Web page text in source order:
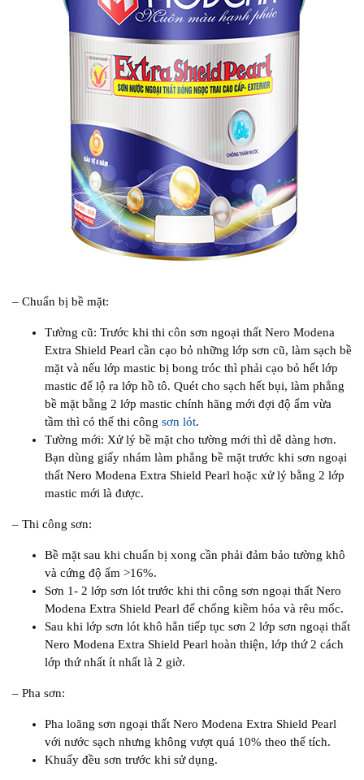
– Chuẩn bị bề mặt:
Tường cũ: Trước khi thi côn sơn ngoại thất Nero Modena
Extra Shield Pearl cần cạo bỏ những lớp sơn cũ, làm sạch bề
mặt và nếu lớp mastic bị bong tróc thì phải cạo bỏ hết lớp
mastic để lộ ra lớp hồ tô. Quét cho sạch hết bụi, làm phẳng
bề mặt bằng 2 lớp mastic chính hãng mới đợi độ ẩm vừa
tầm thì có thể thi công sơn lót.
Tường mới: Xử lý bề mặt cho tường mới thì dễ dàng hơn.
Bạn dùng giấy nhám làm phẳng bề mặt trước khi sơn ngoại
thất Nero Modena Extra Shield Pearl hoặc xử lý bằng 2 lớp
mastic mới là được.
– Thi công sơn:
Bề mặt sau khi chuẩn bị xong cần phải đảm bảo tường khô
và cứng độ ẩm >16%.
Sơn 1- 2 lớp sơn lót trước khi thi công sơn ngoại thất Nero
Modena Extra Shield Pearl để chống kiềm hóa và rêu mốc.
Sau khi lớp sơn lót khô hẳn tiếp tục sơn 2 lớp sơn ngoại thất
Nero Modena Extra Shield Pearl hoàn thiện, lớp thứ 2 cách
lớp thứ nhất ít nhất là 2 giờ.
– Pha sơn:
Pha loãng sơn ngoại thất Nero Modena Extra Shield Pearl
với nước sạch nhưng không vượt quá 10% theo thể tích.
Khuấy đều sơn trước khi sử dụng.